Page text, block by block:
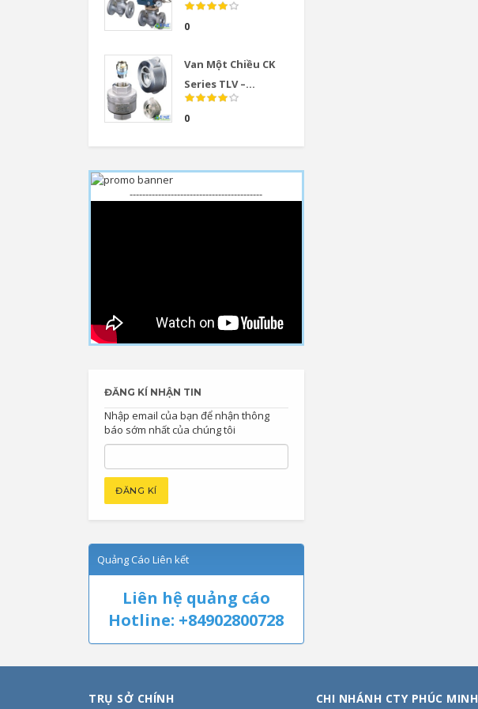
0
Van Một Chiều CK
Series TLV –...
0
------------------------------------------
ĐĂNG KÍ NHẬN TIN
Nhập email của bạn để nhận thông
báo sớm nhất của chúng tôi
Quảng Cáo Liên kết
Liên hệ quảng cáo
Hotline: +84902800728
TRỤ SỞ CHÍNH CHI NHÁNH CTY PHÚC MINH